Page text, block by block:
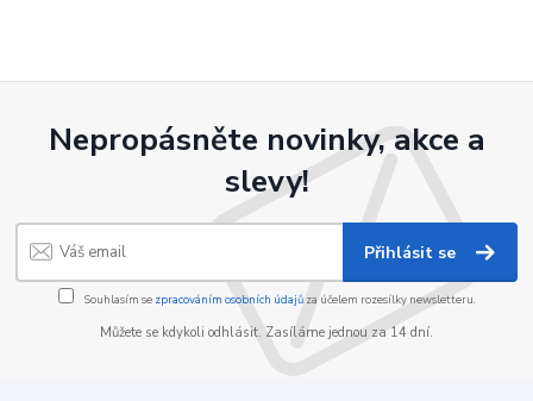
Nepropásněte novinky, akce a
slevy!
Přihlásit se
Souhlasím se zpracováním osobních údajůza účelem rozesílky newsletteru.
Můžete se kdykoli odhlásit. Zasíláme jednou za 14 dní.